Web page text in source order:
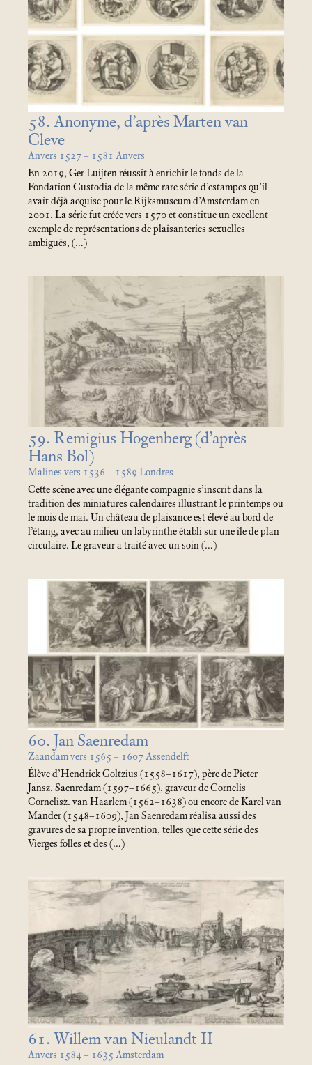
58. Anonyme, d’après Marten van
Cleve
Anvers 1527 – 1581 Anvers
En 2019, Ger Luijten réussit à enrichir le fonds de la
Fondation Custodia de la même rare série d’estampes qu’il
avait déjà acquise pour le Rijksmuseum d’Amsterdam en
2001. La série fut créée vers 1570 et constitue un excellent
exemple de représentations de plaisanteries sexuelles
ambiguës, (…)
59. Remigius Hogenberg (d’après
Hans Bol)
Malines vers 1536 – 1589 Londres
Cette scène avec une élégante compagnie s’inscrit dans la
tradition des miniatures calendaires illustrant le printemps ou
le mois de mai. Un château de plaisance est élevé au bord de
l’étang, avec au milieu un labyrinthe établi sur une île de plan
circulaire. Le graveur a traité avec un soin (…)
60. Jan Saenredam
Zaandam vers 1565 – 1607 Assendelft
Élève d’Hendrick Goltzius (1558–1617), père de Pieter
Jansz. Saenredam (1597–1665), graveur de Cornelis
Cornelisz. van Haarlem (1562–1638) ou encore de Karel van
Mander (1548–1609), Jan Saenredam réalisa aussi des
gravures de sa propre invention, telles que cette série des
Vierges folles et des (…)
61. Willem van Nieulandt II
Anvers 1584 – 1635 Amsterdam